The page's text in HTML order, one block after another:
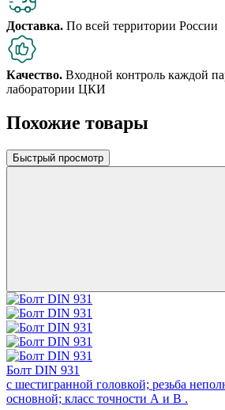
Доставка. По всей территории России
Качество. Входной контроль каждой
лаборатории ЦКИ
Похожие товары
Быстрый просмотр
Болт DIN 931
с шестигранной головкой; резьба
основной; класс точности А и В .